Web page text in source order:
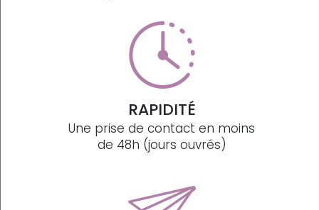
RAPIDITÉ
Une prise de contact en moins
de 48h (jours ouvrés)